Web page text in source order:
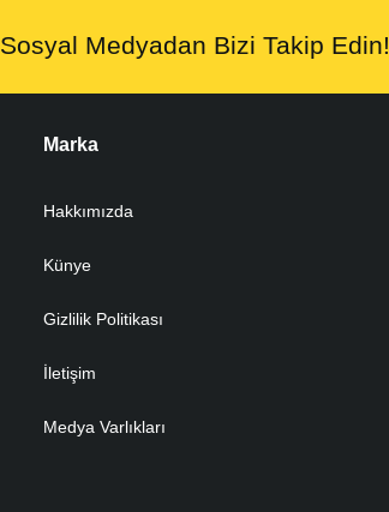
Sosyal Medyadan Bizi Takip Edin!
Marka
Hakkımızda
Künye
Gizlilik Politikası
İletişim
Medya Varlıkları